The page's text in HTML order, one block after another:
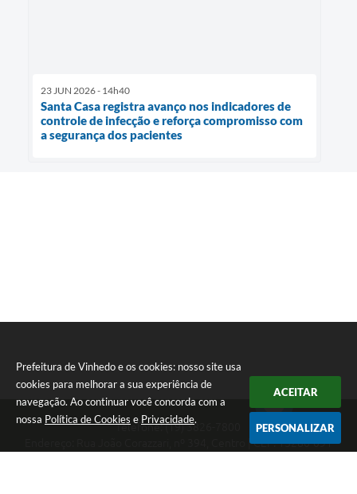
Prefeitura de Vinhedo e os cookies: nosso site usa
cookies para melhorar a sua experiência de
navegação. Ao continuar você concorda com a
nossa Política de Cookies e Privacidade.
ACEITAR
PERSONALIZAR
23 JUN 2026 - 14h40
Santa Casa registra avanço nos indicadores de
controle de infecção e reforça compromisso com
a segurança dos pacientes
Telefone: (19) 3826-7800
Endereço: Rua João Corazzari, nº 394, Centro | CEP: 13280-091